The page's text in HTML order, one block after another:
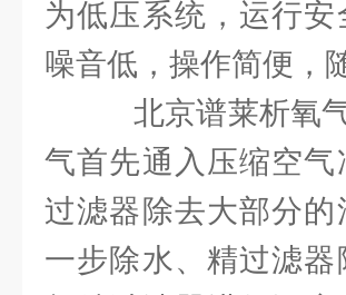
为低压系统，运行
噪音低，操作简便，
北京谱莱析氧
气首先通入压缩空
过滤器除去大部分
一步除水、精过滤